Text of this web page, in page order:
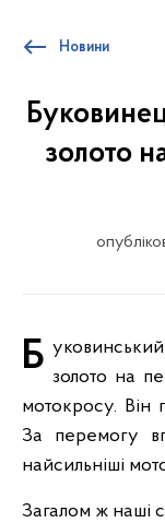
Новини
золото
Буковинський спортсмен Ігор Фрунзе здобув золото на
мотокросу. Він
За перемогу
найсильніші
Загалом ж наші